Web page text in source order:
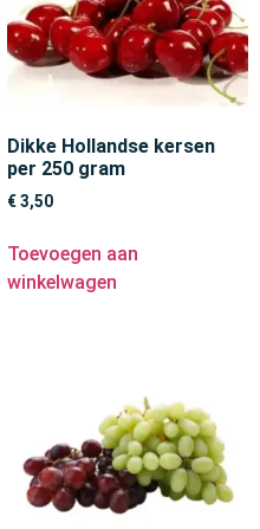
Dikke Hollandse kersen
per 250 gram
€3,50
Toevoegen aan
winkelwagen